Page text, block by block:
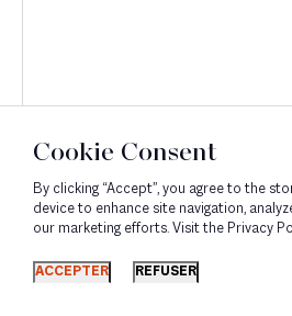
Découvrir
Cookie Consent
By clicking “Accept”, you agree to the
device to enhance site navigation,
our marketing efforts. Visit the Privacy
ACCEPTER REFUSER